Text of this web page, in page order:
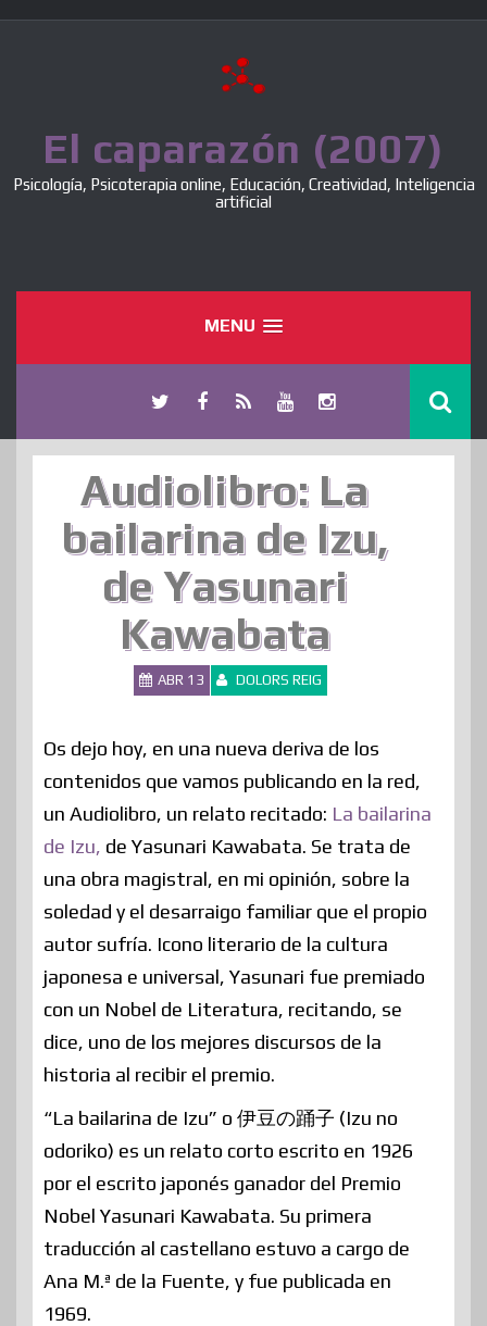
El caparazón (2007)
Psicología, Psicoterapia online, Educación, Creatividad, Inteligencia
artificial
MENU
Audiolibro: La
bailarina de Izu,
de Yasunari
Kawabata
ABR 13 DOLORS REIG
Os dejo hoy, en una nueva deriva de los
contenidos que vamos publicando en la red,
un Audiolibro, un relato recitado: La bailarina
de Izu, de Yasunari Kawabata. Se trata de
una obra magistral, en mi opinión, sobre la
soledad y el desarraigo familiar que el propio
autor sufría. Icono literario de la cultura
japonesa e universal, Yasunari fue premiado
con un Nobel de Literatura, recitando, se
dice, uno de los mejores discursos de la
historia al recibir el premio.
“La bailarina de Izu” o 伊豆の踊子 (Izu no
odoriko) es un relato corto escrito en 1926
por el escrito japonés ganador del Premio
Nobel​ Yasunari Kawabata. Su primera
traducción al castellano estuvo a cargo de
Ana M.ª de la Fuente, y fue publicada en
1969.